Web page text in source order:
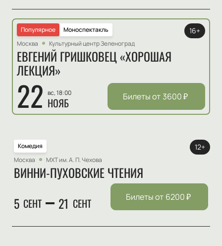
Моноспектакль
Популярное
Москва
Культурный центр Зеленоград
ЕВГЕНИЙ ГРИШКОВЕЦ «ХОРОШАЯ
ЛЕКЦИЯ»
22 вс, 18:00
НОЯБ
16+
Билеты от 3600₽
Комедия
Москва
МХТ им. А. П. Чехова
ВИННИ-ПУХОВСКИЕ ЧТЕНИЯ
5 СЕНТ 21 СЕНТ
12+
Билеты от 6200₽